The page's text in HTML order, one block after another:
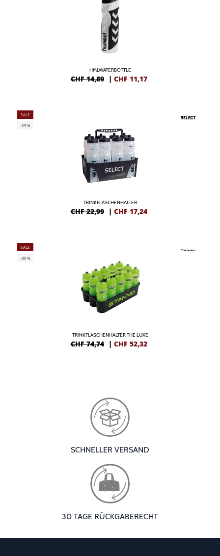
HMLWATERBOTTLE
CHF 14,89 | CHF 11,17
SALE
-25%
TRINKFLASCHENHALTER
CHF 22,99 | CHF 17,24
SALE
-30%
TRINKFLASCHENHALTER THE LUXE
CHF 74,74 | CHF 52,32
SCHNELLER VERSAND
30 TAGE RÜCKGABERECHT